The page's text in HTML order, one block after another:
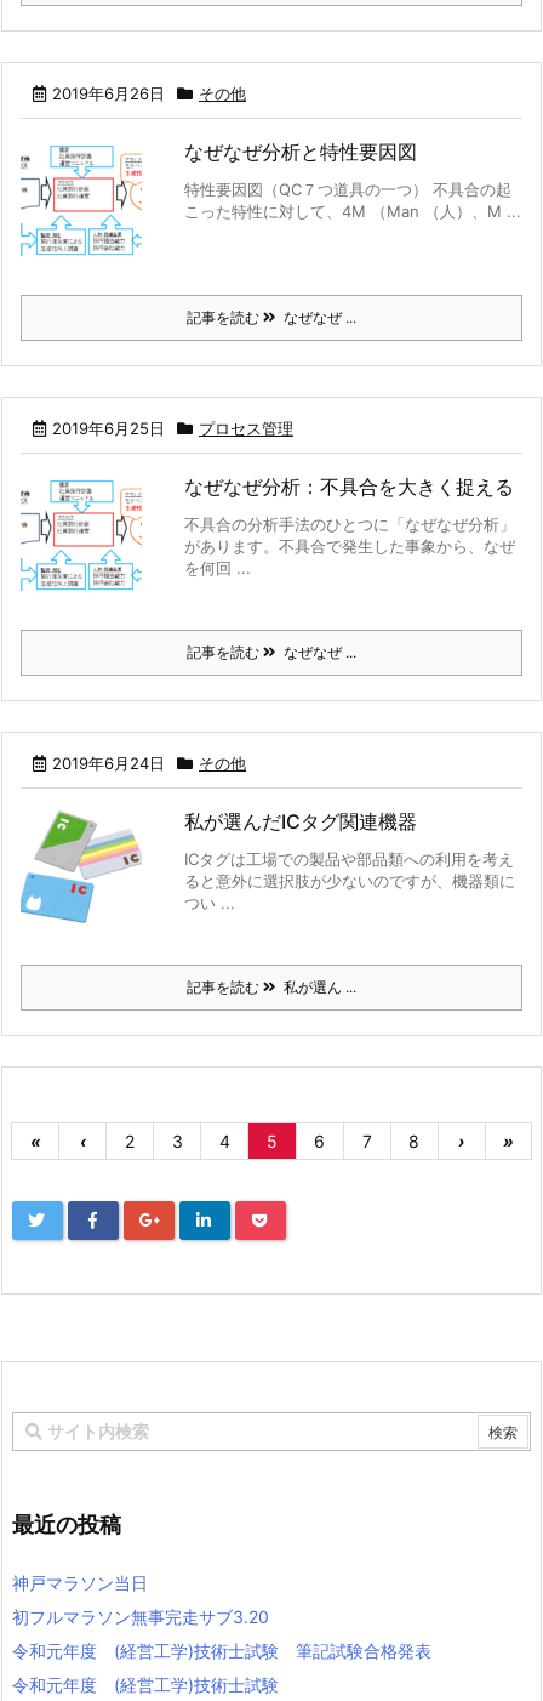
2019年6月26日 その他
なぜなぜ分析と特性要因図
特性要因図（QC７つ道具の一つ） 不具合の起
こった特性に対して、4M （Man （人）、M ...
記事を読む なぜなぜ ...
2019年6月25日 プロセス管理
なぜなぜ分析：不具合を大きく捉える
不具合の分析手法のひとつに「なぜなぜ分析」
があります。不具合で発生した事象から、なぜ
を何回 ...
記事を読む なぜなぜ ...
2019年6月24日 その他
私が選んだICタグ関連機器
ICタグは工場での製品や部品類への利用を考え
ると意外に選択肢が少ないのですが、機器類に
つい ...
記事を読む 私が選ん ...
« ‹ 2 3 4 5 6 7 8 › »
最近の投稿
神戸マラソン当日
初フルマラソン無事完走サブ3.20
令和元年度 (経営工学)技術士試験 筆記試験合格発表
令和元年度 (経営工学)技術士試験